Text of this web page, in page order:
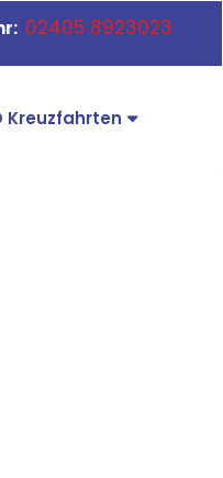
02405 8923023
Kreuzfahrten